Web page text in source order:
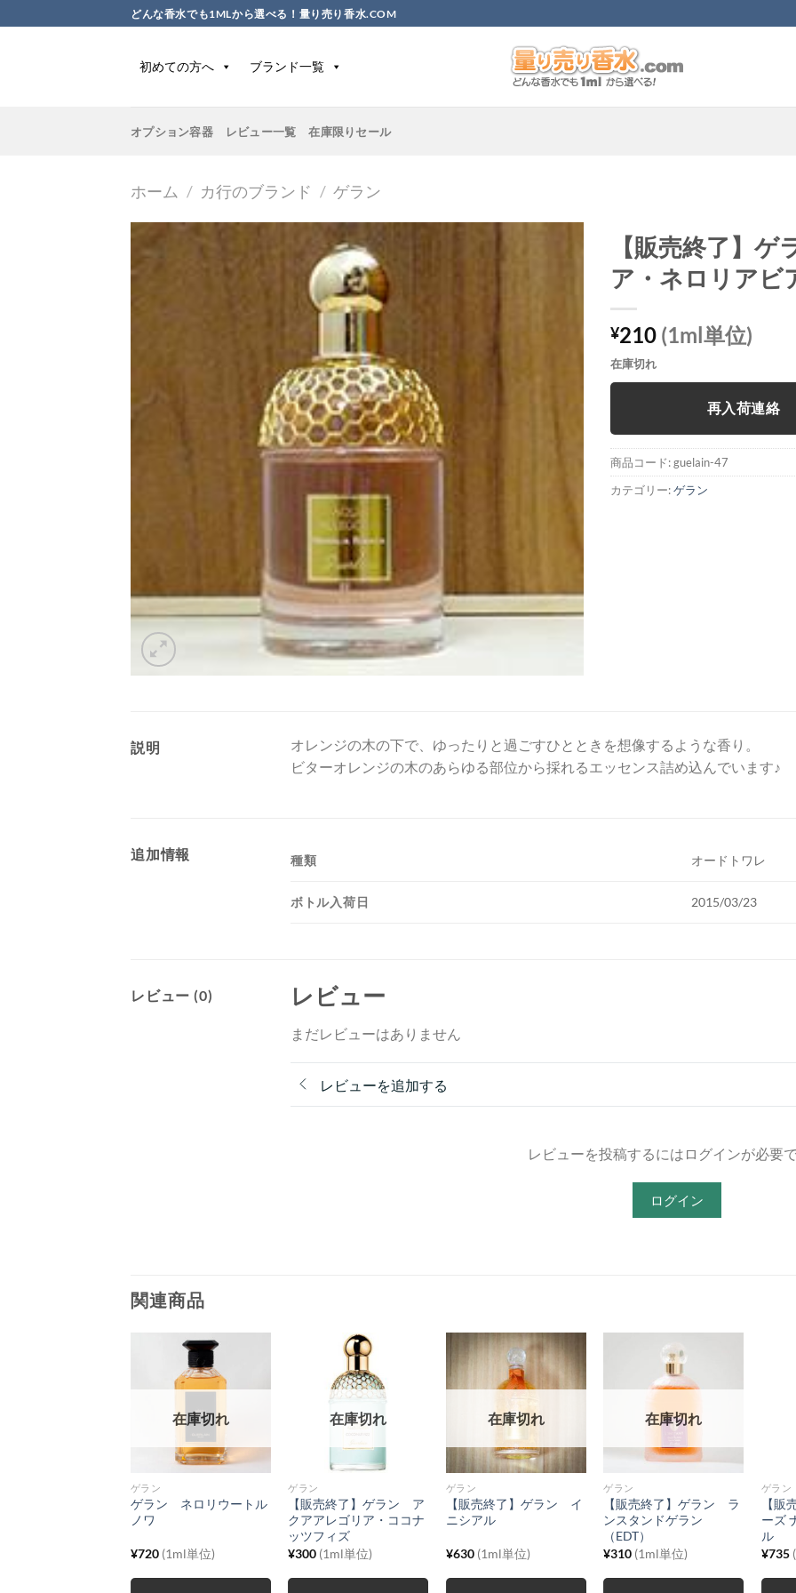
to
どんな香水でも1MLから選べる！量り売り香水.COM
初めての方へ ブランド一覧
オプション容器 レビュー一覧 在庫限りセール
ホーム / カ行のブランド / ゲラン
【販売終了】
ア・ネロリアビ
¥210 (1ml単位)
在庫切れ
再入荷連絡
商品コード:guelain-47
カテゴリー:ゲラン
説明
オレンジの木の下で、ゆったりと過ごすひとときを想像するような香り。
ビターオレンジの木のあらゆる部位から採れるエッセンス詰め込んでいます♪
追加情報 種類 オードトワレ
ボトル入荷日 2015/03/23
レビュー (0) レビュー
まだレビューはありません
レビューを追加する
レビューを投稿するにはログインが必要
ログイン
関連商品
在庫切れ
ゲラン
ゲラン ネロリウートル
ノワ
¥720 (1ml単位)
在庫切れ
ゲラン
【販売終了】ゲラン ア
クアアレゴリア・ココナ
ッツフィズ
¥300 (1ml単位)
在庫切れ
ゲラン
【販売終了】ゲラン イ
ニシアル
¥630 (1ml単位)
在庫切れ
ゲラン
【販売終了】ゲラン ラ
ンスタンドゲラン
（EDT）
¥310 (1ml単位)
ゲラン
【
ーズ
ル
¥735